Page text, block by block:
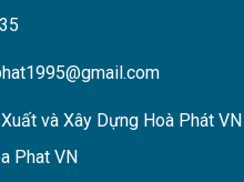
và Xây Dựng Hoà Phát VN
Phat VN